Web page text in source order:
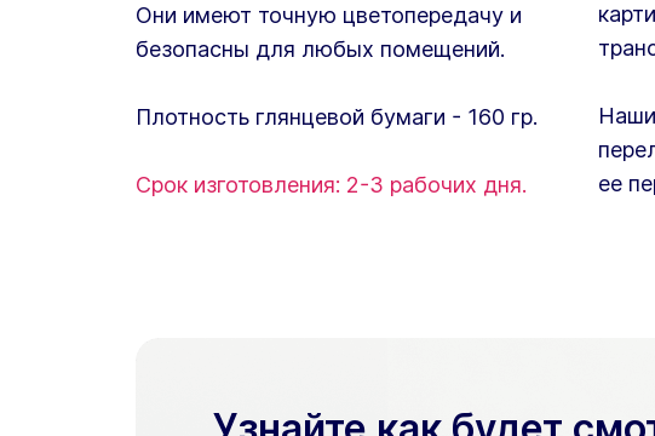
Они имеют точную цветопередачу и
безопасны для любых помещений.
Плотность глянцевой бумаги - 160 гр.
Срок изготовления: 2-3 рабочих дня.
ее